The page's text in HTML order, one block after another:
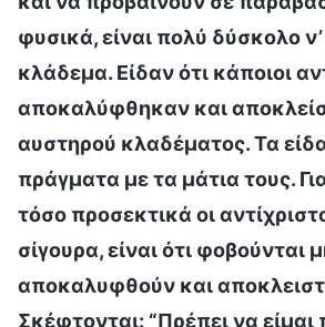
φυσικά, είναι πολύ δύσκολο
κλάδεμα. Είδαν ότι κάποιοι
αποκαλύφθηκαν και
αυστηρού κλαδέματος. Τα
πράγματα με τα μάτια τους.
τόσο προσεκτικά οι
σίγουρα, είναι ότι φοβούνται
αποκαλυφθούν και
Σκέφτονται: “Πρέπει να